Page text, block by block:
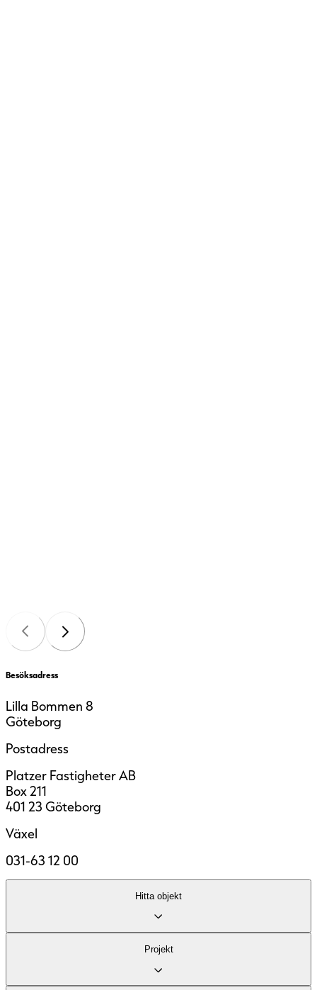
Besöksadress
Lilla Bommen 8
Göteborg
Postadress
Platzer Fastigheter AB
Box 211
401 23 Göteborg
Växel
031-63 12 00
Hitta objekt
Fastigheter
Projekt